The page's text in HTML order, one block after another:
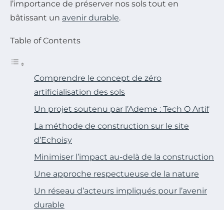
l’importance de préserver nos sols tout en
bâtissant un avenir durable.
Table of Contents
Comprendre le concept de zéro
artificialisation des sols
Un projet soutenu par l’Ademe : Tech O Artif
La méthode de construction sur le site
d’Echoisy
Minimiser l’impact au-delà de la construction
Une approche respectueuse de la nature
Un réseau d’acteurs impliqués pour l’avenir
durable